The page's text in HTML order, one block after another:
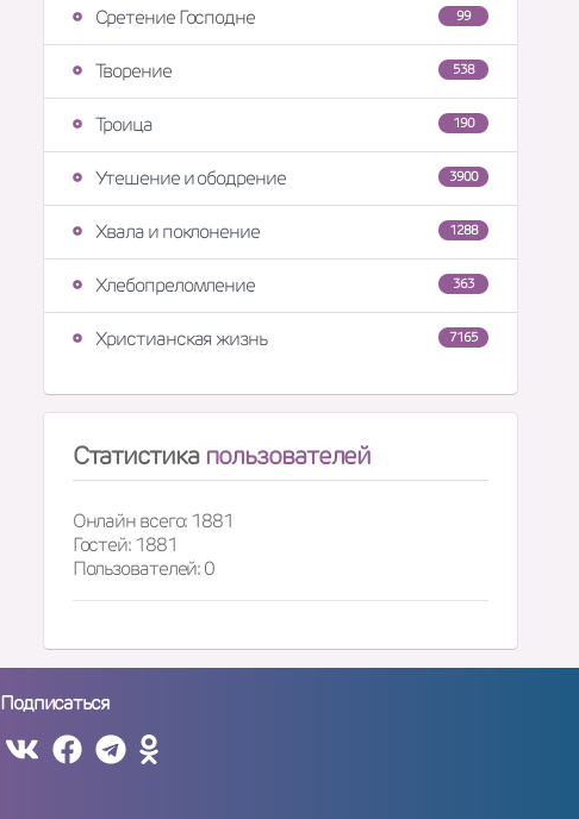
99
Сретение Господне
538
Творение
190
Троица
3900
Утешение и ободрение
1288
Хвала и поклонение
363
Хлебопреломление
7165
Христианская жизнь
Статистика пользователей
Онлайн всего: 1881
Гостей: 1881
Пользователей: 0
Подписаться